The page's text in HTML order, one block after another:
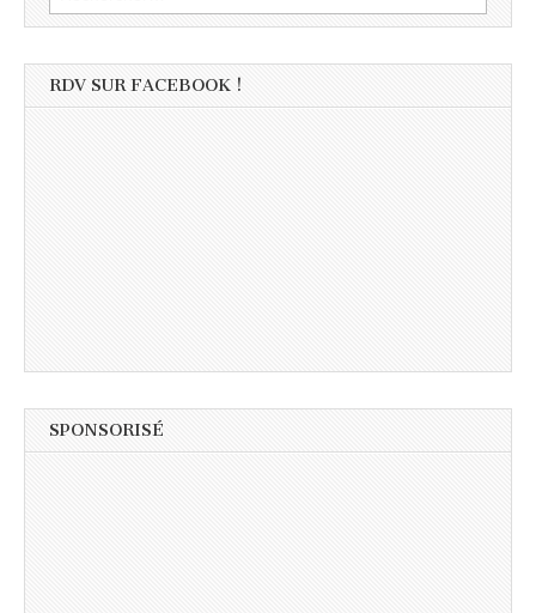
RDV SUR FACEBOOK !
SPONSORISÉ